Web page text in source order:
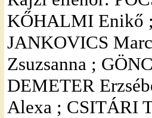
KŐHALMI Enikő
JANKOVICS
Zsuzsanna ;
DEMETER
Alexa ; CSITÁRI